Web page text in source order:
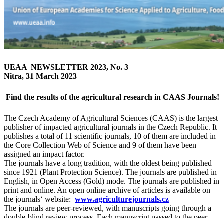
UEAA NEWSLETTER 2023, No. 3
Nitra, 31 March 2023
Find the results of the agricultural research in CAAS Journals!
The Czech Academy of Agricultural Sciences (CAAS) is the largest
publisher of impacted agricultural journals in the Czech Republic. It
publishes a total of 11 scientific journals, 10 of them are included in
the Core Collection Web of Science and 9 of them have been
assigned an impact factor.
The journals have a long tradition, with the oldest being published
since 1921 (Plant Protection Science). The journals are published in
English, in Open Access (Gold) mode. The journals are published in
print and online. An open online archive of articles is available on
the journals‘ website: www.agriculturejournals.cz
The journals are peer-reviewed, with manuscripts going through a